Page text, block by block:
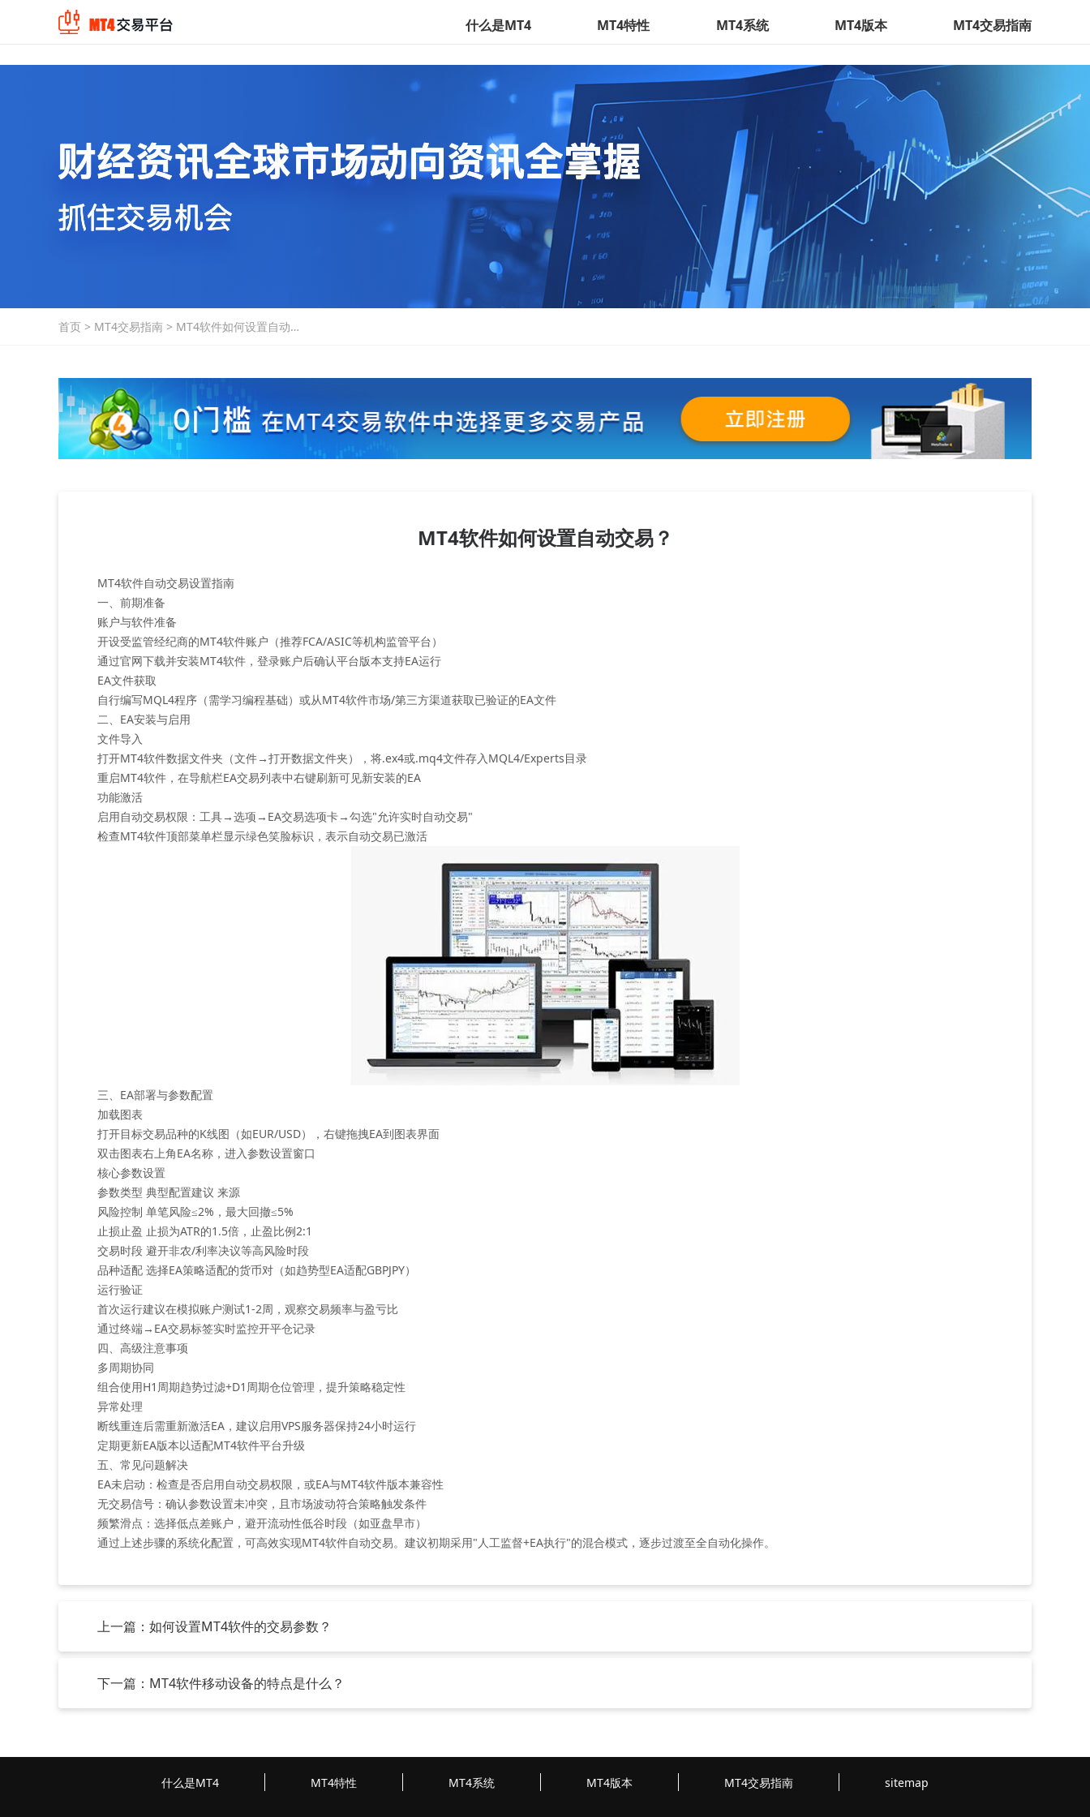
什么是MT4 MT4特性 MT4系统 MT4版本 MT4交易指南
首页 > MT4交易指南 > MT4软件如何设置自动交
MT4软件如何设置自动交易？
MT4软件自动交易设置指南
一、前期准备
‌账户与软件准备‌
开设受监管经纪商的MT4软件账户（推荐FCA/ASIC等机构监管平台）
通过官网下载并安装MT4软件，登录账户后确认平台版本支持EA运行
‌EA文件获取‌
自行编写MQL4程序（需学习编程基础）或从MT4软件市场/第三方渠道获取已验证的EA文件
二、EA安装与启用
‌文件导入‌
打开MT4软件数据文件夹（‌文件→打开数据文件夹‌），将.ex4或.mq4文件存入MQL4/Experts目录
重启MT4软件，在导航栏‌EA交易‌列表中右键刷新可见新安装的EA
‌功能激活‌
启用自动交易权限：‌工具→选项→EA交易选项卡→勾选"允许实时自动交易"‌
检查MT4软件顶部菜单栏显示绿色笑脸标识，表示自动交易已激活
三、EA部署与参数配置
‌加载图表‌
打开目标交易品种的K线图（如EUR/USD），右键拖拽EA到图表界面
双击图表右上角EA名称，进入参数设置窗口
‌核心参数设置‌
参数类型 典型配置建议 来源
风险控制 单笔风险≤2%，最大回撤≤5%
止损止盈 止损为ATR的1.5倍，止盈比例2:1
交易时段 避开非农/利率决议等高风险时段
品种适配 选择EA策略适配的货币对（如趋势型EA适配GBPJPY）
‌运行验证‌
首次运行建议在模拟账户测试1-2周，观察交易频率与盈亏比
通过‌终端→EA交易‌标签实时监控开平仓记录
四、高级注意事项
‌多周期协同‌
组合使用H1周期趋势过滤+D1周期仓位管理，提升策略稳定性
‌异常处理‌
断线重连后需重新激活EA，建议启用VPS服务器保持24小时运行
定期更新EA版本以适配MT4软件平台升级
五、常见问题解决
‌EA未启动‌：检查是否启用自动交易权限，或EA与MT4软件版本兼容性
‌无交易信号‌：确认参数设置未冲突，且市场波动符合策略触发条件
‌频繁滑点‌：选择低点差账户，避开流动性低谷时段（如亚盘早市）
通过上述步骤的系统化配置，可高效实现MT4软件自动交易。建议初期采用"人工监督+EA执行"的混合模式，逐步过渡至全自动化操作。
上一篇：如何设置MT4软件的交易参数？
下一篇：MT4软件移动设备的特点是什么？
什么是MT4 MT4特性 MT4系统 MT4版本 MT4交易指南 sitemap